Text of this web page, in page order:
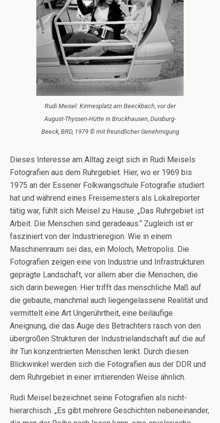
Rudi Meisel: Kirmesplatz am Beeckbach, vor der
August-Thyssen-Hütte in Bruckhausen, Duisburg-
Beeck, BRD, 1979 © mit freundlicher Genehmigung
Dieses Interesse am Alltag zeigt sich in Rudi Meisels
Fotografien aus dem Ruhrgebiet. Hier, wo er 1969 bis
1975 an der Essener Folkwangschule Fotografie studiert
hat und während eines Freisemesters als Lokalreporter
tätig war, fühlt sich Meisel zu Hause. „Das Ruhrgebiet ist
Arbeit. Die Menschen sind geradeaus.“ Zugleich ist er
fasziniert von der Industrieregion. Wie in einem
Maschinenraum sei das, ein Moloch, Metropolis. Die
Fotografien zeigen eine von Industrie und Infrastrukturen
geprägte Landschaft, vor allem aber die Menschen, die
sich darin bewegen. Hier trifft das menschliche Maß auf
die gebaute, manchmal auch liegengelassene Realität und
vermittelt eine Art Ungerührtheit, eine beiläufige
Aneignung, die das Auge des Betrachters rasch von den
übergroßen Strukturen der Industrielandschaft auf die auf
ihr Tun konzentrierten Menschen lenkt. Durch diesen
Blickwinkel werden sich die Fotografien aus der DDR und
dem Ruhrgebiet in einer irritierenden Weise ähnlich.
Rudi Meisel bezeichnet seine Fotografien als nicht-
hierarchisch. „Es gibt mehrere Geschichten nebeneinander,